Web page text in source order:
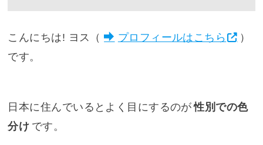
こんにちは! ヨス（ プロフィールはこちら
）
です。
日本に住んでいるとよく目にするのが 性別での色
分け です。